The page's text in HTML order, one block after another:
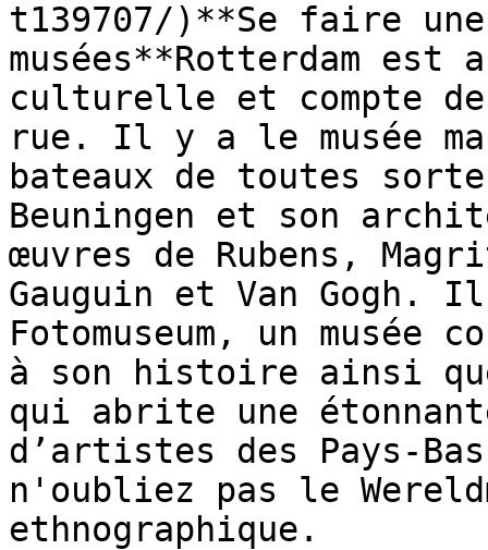
t139707/)**Se faire
musées**Rotterdam
culturelle et compte
rue. Il y a le musée
bateaux de toutes
Beuningen et son
œuvres de Rubens,
Gauguin et Van Gogh.
Fotomuseum, un
à son histoire ainsi
qui abrite une
d’artistes des Pays-
n'oubliez pas le
ethnographique.